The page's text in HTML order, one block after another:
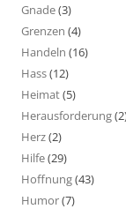
Gnade(3)
Grenzen (4)
Handeln (16)
Hass(12)
Heimat(5)
Herausforderung
Herz(2)
Hilfe(29)
Hoffnung(43)
Humor(7)